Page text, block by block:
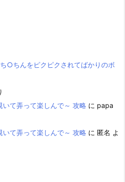
○ちんをピクピクされてばかりのボ
て弄って楽しんで～ 攻略 に papa
て弄って楽しんで～ 攻略 に 匿名 よ